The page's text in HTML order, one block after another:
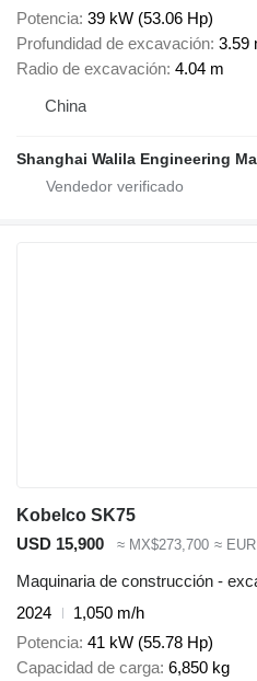
Potencia 39 kW (53.06 Hp)
Profundidad de excavación 3.59
Radio de excavación 4.04 m
China
Shanghai Walila Engineering
Kobelco SK75
USD 15,900
≈ MX$273,700 ≈
Maquinaria de construcción -
2024
1,050 m/h
Potencia 41 kW (55.78 Hp)
Capacidad de carga 6,850 kg